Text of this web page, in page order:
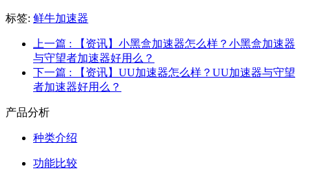
标签: 鲜牛加速器
上一篇 : 【资讯】小黑盒加速器怎么样？小黑盒加速器
与守望者加速器好用么？
下一篇 : 【资讯】UU加速器怎么样？UU加速器与守望
者加速器好用么？
产品分析
种类介绍
功能比较